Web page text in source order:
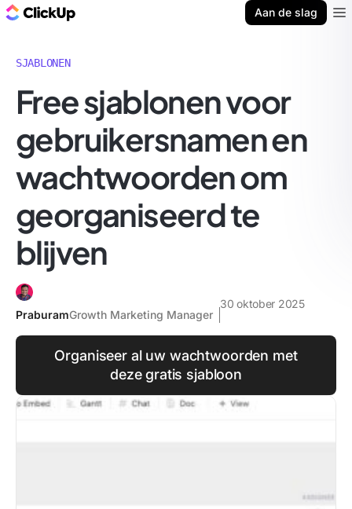
Aan de slag
SJABLONEN
Free sjablonen voor
gebruikersnamen en
wachtwoorden om
georganiseerd te
blijven
PraburamGrowth Marketing Manager
30 oktober 2025
Organiseer al uw wachtwoorden met
deze gratis sjabloon